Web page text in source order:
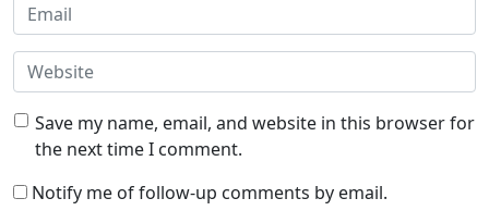
Save my name, email, and website in this browser for
the next time I comment.
Notify me of follow-up comments by email.